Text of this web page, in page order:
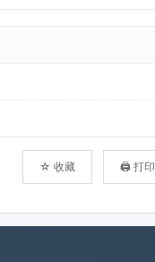
☆ 收藏 🖨 打印